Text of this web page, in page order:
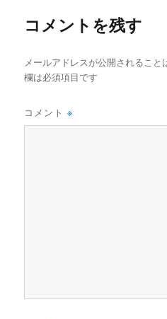
コメントを残す
メールアドレスが公開されること
欄は必須項目です
コメント※